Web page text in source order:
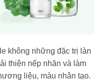
không những đặc trị làn
thiện nếp nhăn và làm
liệu, màu nhân tạo.